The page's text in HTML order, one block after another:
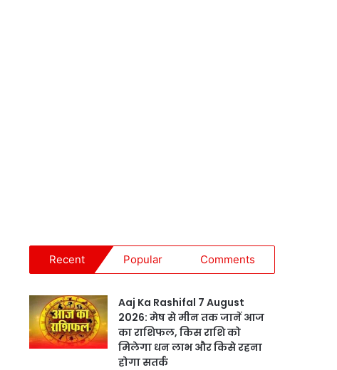
Recent Popular Comments
Aaj Ka Rashifal 7 August
2026: मेष से मीन तक जानें आज
का राशिफल, किस राशि को
मिलेगा धन लाभ और किसे रहना
होगा सतर्क